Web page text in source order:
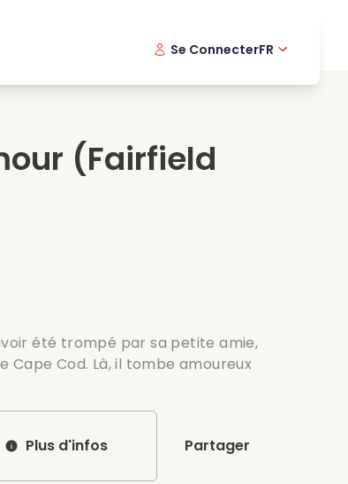
Mariage
Se ConnecterFR
(Fairfield
été trompé par sa petite amie,
Cape Cod. Là, il tombe amoureux
Plus d'infos Partager